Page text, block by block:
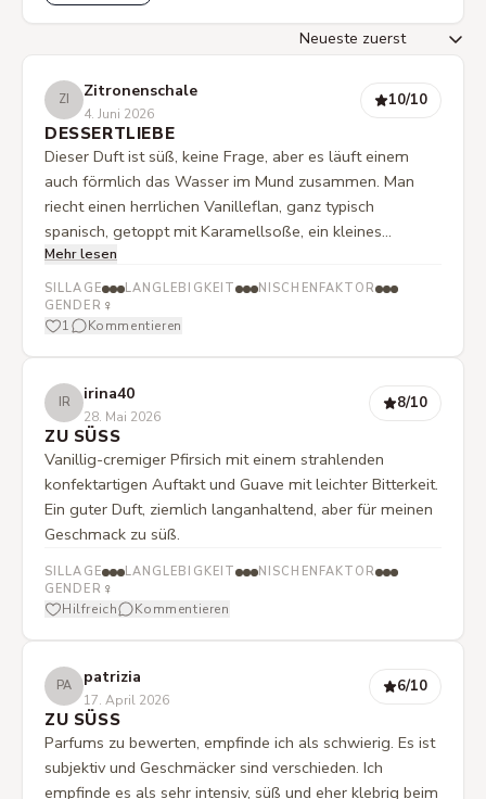
ZI Zitronenschale
4. Juni 2026
10/10
DESSERTLIEBE
Dieser Duft ist süß, keine Frage, aber es läuft einem
auch förmlich das Wasser im Mund zusammen. Man
riecht einen herrlichen Vanilleflan, ganz typisch
spanisch, getoppt mit Karamellsoße, ein kleines
Bisschen Crumble als Topping und Pfirsichen, die so
saftig und echt riechen, dass man deren Saft förmlich
am Flan herunter laufen sieht. Dieser Duft ist cremig,
warm, mit genau dem richtigen Maß an Frucht dazu. Es
ist ein junger Duft, aber nicht zu kindlich und für
Menschen, die wirklich wie ein Dessert riechen möchten.
Von den Pfirsichdüften dieser Marke der wohl
ausgewogenste Duft.
Mehr lesen
SILLAGE LANGLEBIGKEIT
NISCHENFAKTOR
GENDER ♀
1 Kommentieren
IR irina40
28. Mai 2026
8/10
ZU SÜSS
Vanillig-cremiger Pfirsich mit einem strahlenden
konfektartigen Auftakt und Guave mit leichter Bitterkeit.
Ein guter Duft, ziemlich langanhaltend, aber für meinen
Geschmack zu süß.
SILLAGE LANGLEBIGKEIT
NISCHENFAKTOR
GENDER ♀
Hilfreich Kommentieren
PA patrizia
17. April 2026
6/10
ZU SÜSS
Parfums zu bewerten, empfinde ich als schwierig. Es ist
subjektiv und Geschmäcker sind verschieden. Ich
empfinde es als sehr intensiv, süß und eher klebrig beim